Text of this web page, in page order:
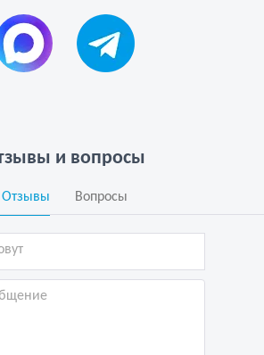
и вопросы
Отзывы Вопросы